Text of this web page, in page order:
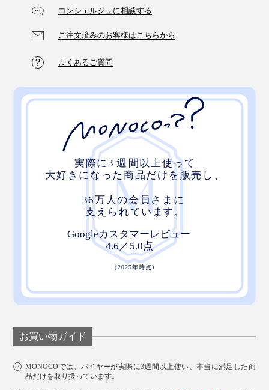
コンシェルジュに相談する
ご注文済みのお客様はこちらから
よくあるご質問
お買い物ガイド
MONOCOでは、バイヤーが実際に3週間以上使い、本当に満足した商
品だけを取り扱っています。